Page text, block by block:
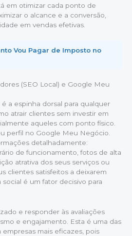
em otimizar cada ponto de
o alcance e a conversão,
em vendas efetivas.
Vou Pagar de Imposto no
(SEO Local) e Google Meu
a espinha dorsal para qualquer
atrair clientes sem investir em
aqueles com ponto físico.
perfil no Google Meu Negócio.
detalhadamente:
de funcionamento, fotos de alta
atrativa dos seus serviços ou
clientes satisfeitos a deixarem
social é um fator decisivo para
e responder às avaliações
e engajamento. Esta é uma das
empresas mais eficazes, pois